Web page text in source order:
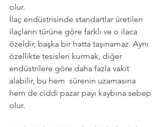
olur.
İlaç endüstrisinde standartlar üretilen
ilaçların türüne göre farklı ve o ilaca
özeldir, başka bir hatta taşınamaz. Aynı
özellikte tesisleri kurmak, diğer
endüstrilere göre daha fazla vakit
alabilir, bu hem  sürenin uzamasına
hem de ciddi pazar payı kaybına sebep
olur.